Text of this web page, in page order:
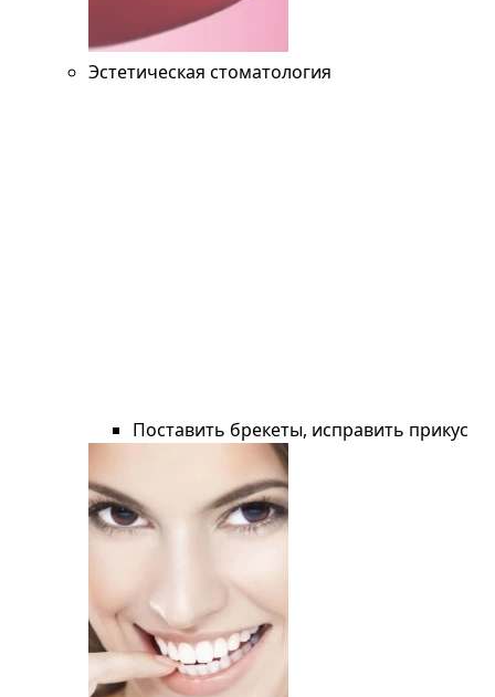
Эстетическая стоматология
Поставить брекеты, исправить прикус